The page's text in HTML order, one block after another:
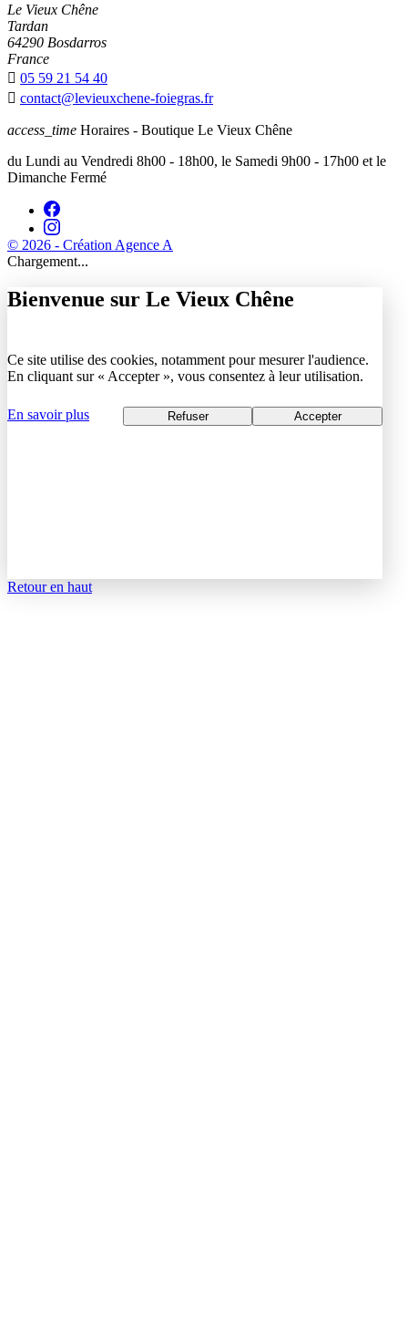
Le Vieux Chêne
Tardan
64290 Bosdarros
France
 05 59 21 54 40
 contact@levieuxchene-foiegras.fr
access_time Horaires - Boutique Le Vieux Chêne
du Lundi au Vendredi 8h00 - 18h00, le Samedi 9h00 - 17h00 et le
Dimanche Fermé
© 2026 - Création Agence A
Chargement...
Bienvenue sur Le Vieux Chêne
Ce site utilise des cookies, notamment pour mesurer l'audience.
En cliquant sur « Accepter », vous consentez à leur utilisation.
En savoir plus Refuser Accepter
Retour en haut